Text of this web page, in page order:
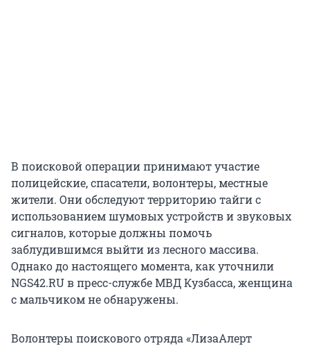
В поисковой операции принимают участие
полицейские, спасатели, волонтеры, местные
жители. Они обследуют территорию тайги с
использованием шумовых устройств и звуковых
сигналов, которые должны помочь
заблудившимся выйти из лесного массива.
Однако до настоящего момента, как уточнили
NGS42.RU в пресс-службе МВД Кузбасса, женщина
с мальчиком не обнаружены.
Волонтеры поискового отряда «ЛизаАлерт